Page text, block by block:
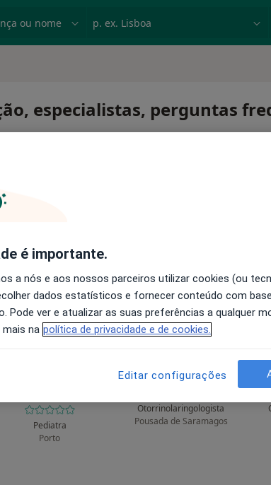
especialistas, perguntas
Pediatra
Porto
A Manuel Pimenta
Otorrinolaringologista
Pousada de Saramagos
é importante.
a nós e aos nossos parceiros utilizar cookies (ou
dados estatísticos e fornecer conteúdo com
Pode ver e atualizar as suas preferências a qualquer
mais na política de privacidade e de cookies.
Editar configurações